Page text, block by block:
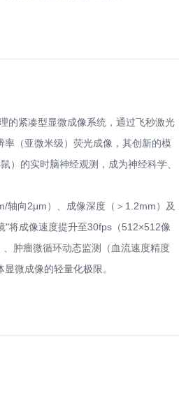
的紧凑型显微成像系统，通过飞秒激光
率（亚微米级）荧光成像，其创新的模
）的实时脑神经观测，成为神经科学、
轴向2μm）、成像深度（＞1.2mm）及
"将成像速度提升至30fps（512×512像
肿瘤微循环动态监测（血流速度精度
微成像的轻量化极限。